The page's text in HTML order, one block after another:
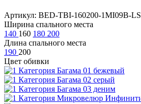
Артикул: BED-TBI-160200-1MI09B-LS
Ширина спального места
140 160 180 200
Длина спального места
190 200
Цвет обивки